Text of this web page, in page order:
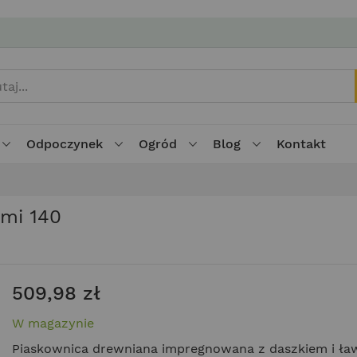
Odpoczynek Ogród Blog Kontakt
140
509,98 zł
W magazynie
Piaskownica drewniana impregnowana z daszkiem i